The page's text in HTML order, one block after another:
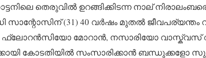
തെരുവിൽ ഉറങ്ങിക്കിടന്ന നാല്
സാന്റോസിന് (31) 40 വർഷം മുതൽ ജീവപര്യന്തം
ഫ്ലോറൻസിയോ മോറാൻ, നസാരിയോ വാസ്ക്വസ്
കോടതിയിൽ സംസാരിക്കാൻ